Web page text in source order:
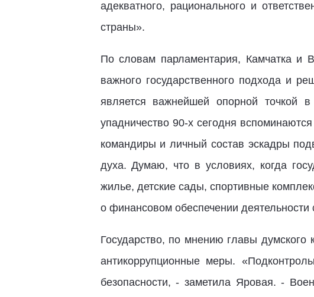
адекватного, рационального и
страны».
По словам парламентария, Камчатка и
важного государственного подхода и
является важнейшей опорной точкой
упадничество 90-х сегодня
командиры и личный состав эскадры
духа. Думаю, что в условиях, когда
жилье, детские сады, спортивные
о финансовом обеспечении деятельности
Государство, по мнению главы думского
антикоррупционные меры.
безопасности, - заметила Яровая. -